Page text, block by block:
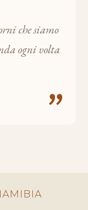
che siamo
ogni volta
"